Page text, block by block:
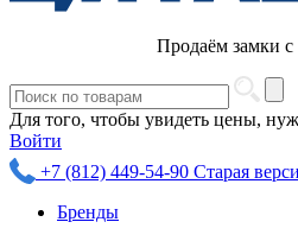
Продаём замки с
Для того, чтобы увидеть цены,
Войти
+7 (812) 449-54-90 Старая
Бренды